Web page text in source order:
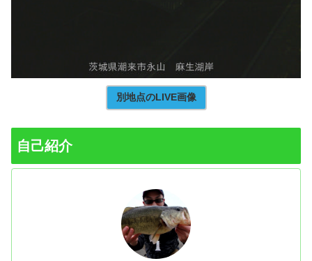
別地点のLIVE画像
自己紹介